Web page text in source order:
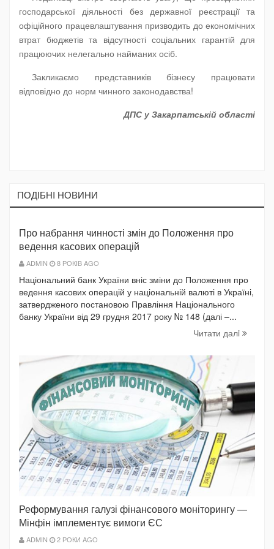
господарської діяльності без державної реєстрації та
офіційного працевлаштування призводить до економічних
втрат бюджетів та відсутності соціальних гарантій для
працюючих нелегально найманих осіб.
Закликаємо представників бізнесу працювати
відповідно до норм чинного законодавства!
ДПС у Закарпатській області
ПОДIБНI НОВИНИ
Про набрання чинності змін до Положення про
ведення касових операцій
ADMIN 8 РОКІВ AGO
Національний банк України вніс зміни до Положення про
ведення касових операцій у національній валюті в Україні,
затвердженого постановою Правління Національного
банку України від 29 грудня 2017 року № 148 (далі –...
Читати далi
Реформування галузі фінансового моніторингу —
Мінфін імплементує вимоги ЄС
ADMIN 2 РОКИ AGO